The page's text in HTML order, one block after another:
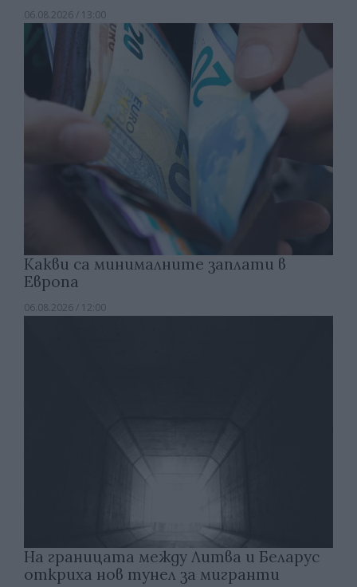
06.08.2026 / 13:00
Какви са минималните заплати в
Европа
06.08.2026 / 12:00
На границата между Литва и Беларус
откриха нов тунел за мигранти